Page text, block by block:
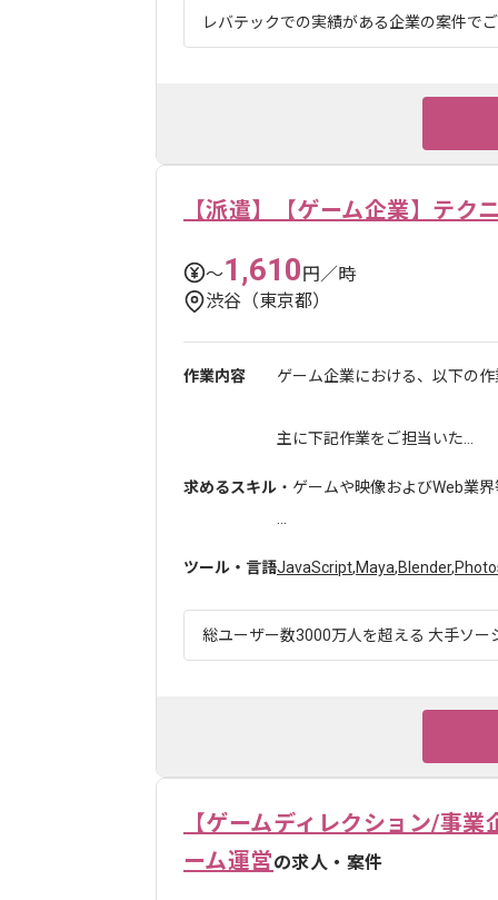
レバテックでの実績がある企業の案件で
【派遣】【ゲーム企業】テク
〜1,610円／時
渋谷（東京都）
作業内容 ゲーム企業における、以下の
主に下記作業をご担当いた...
求めるスキル ・ゲームや映像およびWeb業
ツール・言語JavaScript,Maya,Blender,
総ユーザー数3000万人を超える 大手ソ
【ゲームディレクション/事
ーム運営の求人・案件